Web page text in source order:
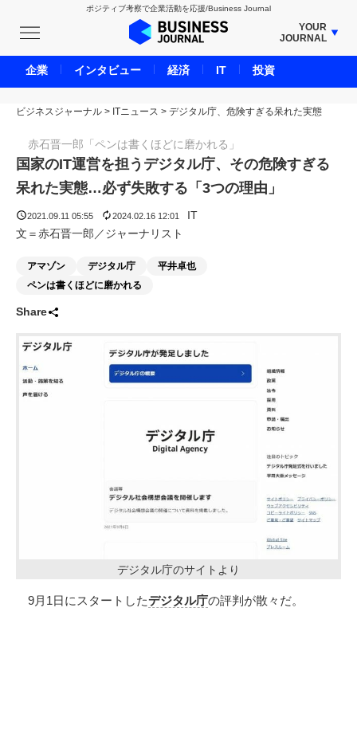
ポジティブ考察で企業活動を応援/Business Journal
YOUR
JOURNAL
BUSINESS JOURNAL
UNICORN JOURNAL
CARBON CREDITS JOURNAL
IVS JOURNAL
ENERGY MANAGEMENT JOURNAL
INBOUND JOURNAL
AI JOURNAL
SMART MARKETING JOURNAL
ビジネスジャーナル > ITニュース > デジタル庁、危険すぎる呆れた実態
赤石晋一郎「ペンは書くほどに磨かれる」
国家のIT運営を担うデジタル庁、その危険すぎる
呆れた実態…必ず失敗する「3つの理由」
2021.09.11 05:55 2024.02.16 12:01
IT
文＝赤石晋一郎／ジャーナリスト
アマゾン デジタル庁
平井卓也
ペンは書くほどに磨かれる
Share
デジタル庁のサイトより
9月1日にスタートしたデジタル庁の評判が散々だ。
企業 インタビュー 経済 IT 投資